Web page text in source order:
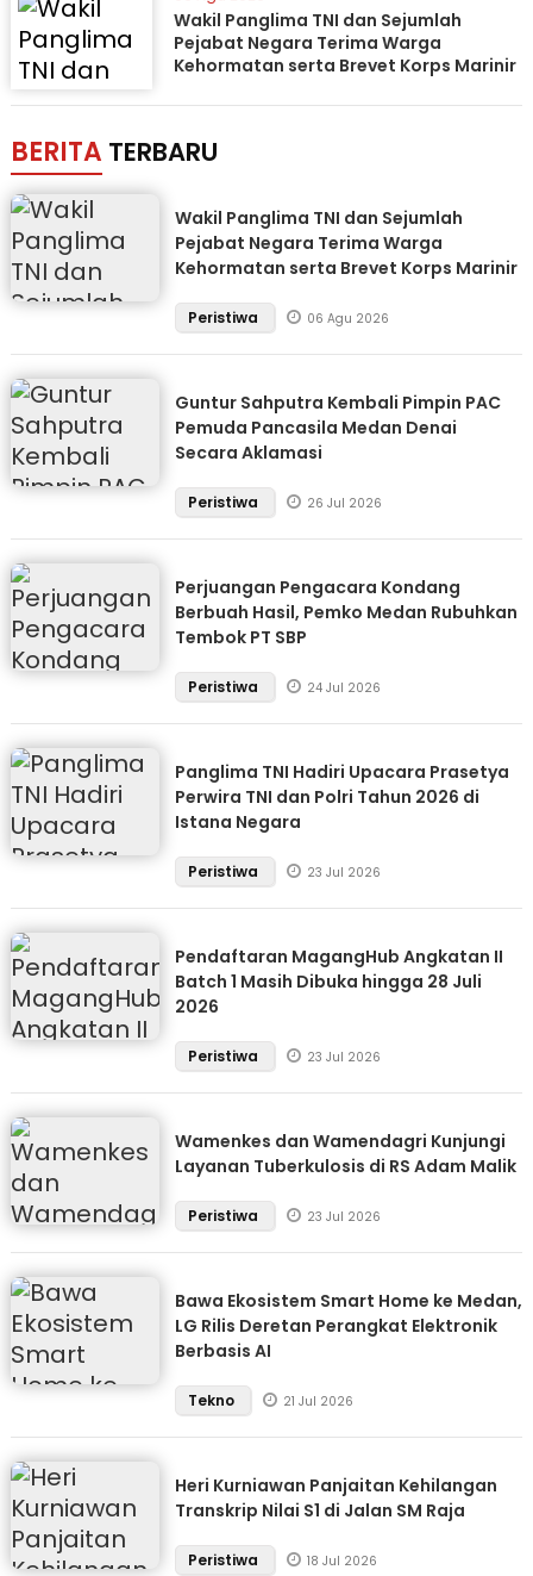
Wakil Panglima TNI dan Sejumlah
Pejabat Negara Terima Warga
Kehormatan serta Brevet Korps Marinir
BERITA TERBARU
Wakil Panglima TNI dan Sejumlah
Pejabat Negara Terima Warga
Kehormatan serta Brevet Korps Marinir
Peristiwa 06 Agu 2026
Guntur Sahputra Kembali Pimpin PAC
Pemuda Pancasila Medan Denai
Secara Aklamasi
Peristiwa 26 Jul 2026
Perjuangan Pengacara Kondang
Berbuah Hasil, Pemko Medan Rubuhkan
Tembok PT SBP
Peristiwa 24 Jul 2026
Panglima TNI Hadiri Upacara Prasetya
Perwira TNI dan Polri Tahun 2026 di
Istana Negara
Peristiwa 23 Jul 2026
Pendaftaran MagangHub Angkatan II
Batch 1 Masih Dibuka hingga 28 Juli
2026
Peristiwa 23 Jul 2026
Wamenkes dan Wamendagri Kunjungi
Layanan Tuberkulosis di RS Adam Malik
Peristiwa 23 Jul 2026
Bawa Ekosistem Smart Home ke Medan,
LG Rilis Deretan Perangkat Elektronik
Berbasis AI
Tekno 21 Jul 2026
Heri Kurniawan Panjaitan Kehilangan
Transkrip Nilai S1 di Jalan SM Raja
Peristiwa 18 Jul 2026